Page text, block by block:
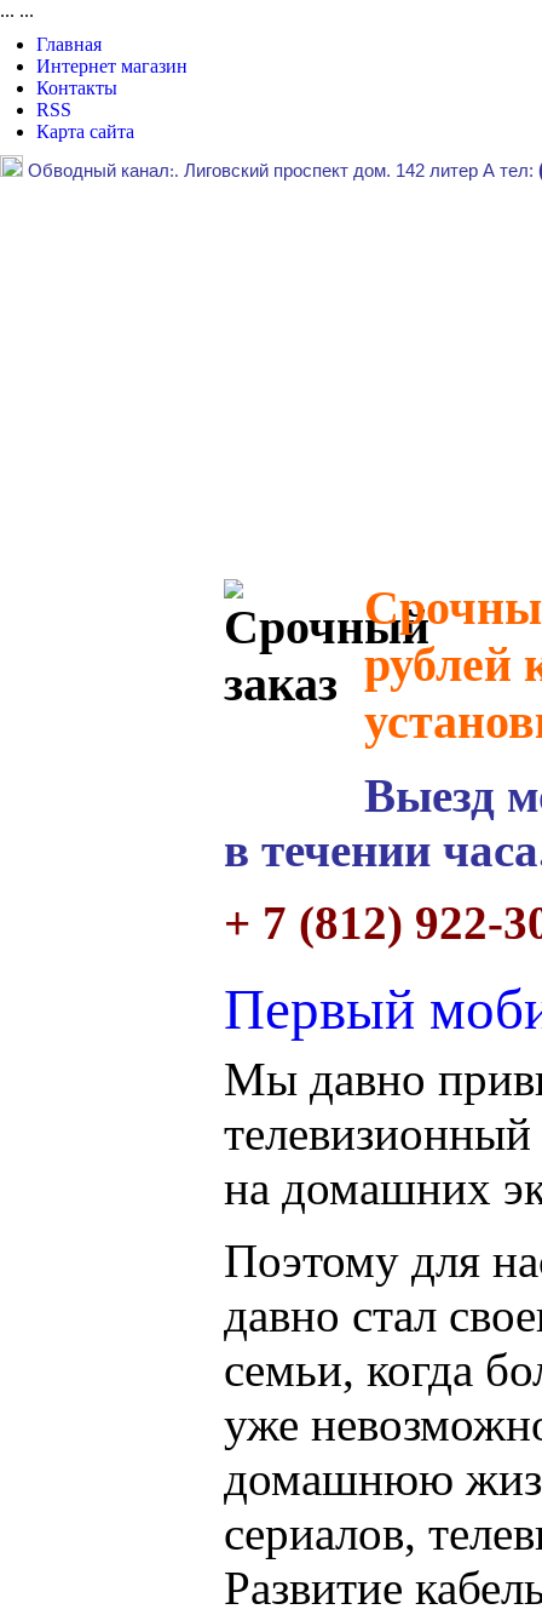
... ...
Главная
Интернет магазин
Контакты
RSS
Карта сайта
Обводный канал:. Лиговский проспект дом. 142 литер А тел:
рублей
Выезд
в течении
+ 7 (812) 922-
Первый
Мы давно
на домашних
Поэтому для
давно стал
семьи, когда
уже
домашнюю
сериалов,
Развитие